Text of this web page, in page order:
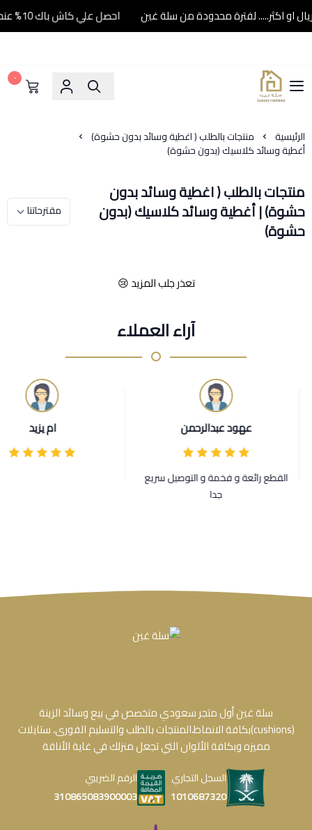
احصل علي كاش باك 10% عند شرائك ب500 ريال او اكثر..... لفترة محدودة من سلة غين
سلة غين
٠
الرئيسية منتجات بالطلب ( اغطية وسائد بدون حشوة)
أغطية وسائد كلاسيك (بدون حشوة)
منتجات بالطلب ( اغطية وسائد بدون
حشوة) | أغطية وسائد كلاسيك (بدون
حشوة)
تعذر جلب المزيد 😢
آراء العملاء
عهود عبدالرحمن
القطع رائعة و فخمة و التوصيل سريع
جدا
ام يزيد
سلة غين أول متجر سعودي متخصص في بيع وسائد الزينة
(cushions)بكافة الانماط،المنتجات بالطلب والتسليم الفورى، ستايلات
مميزه وبكافة الألوان التي تجعل منزلك في غاية الأناقة
السجل التجاري
1010687320
الرقم الضريبي
310865083900003